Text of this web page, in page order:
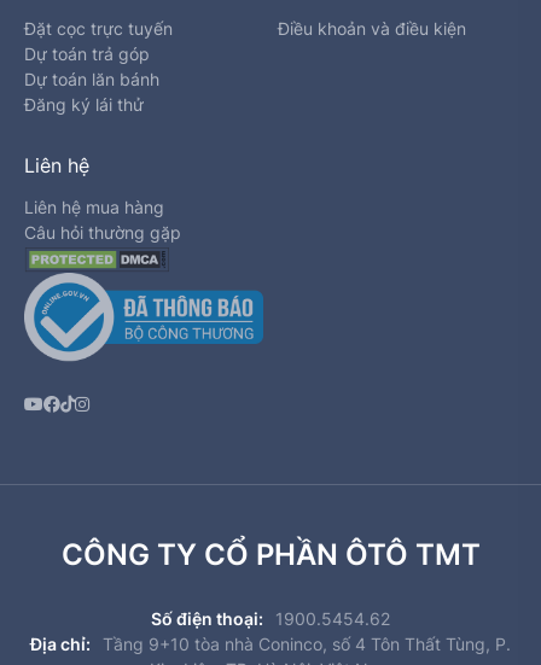
Đặt cọc trực tuyến
Dự toán trả góp
Dự toán lăn bánh
Đăng ký lái thử
Điều khoản và điều kiện
Liên hệ
Liên hệ mua hàng
Câu hỏi thường gặp
CÔNG TY CỔ PHẦN ÔTÔ TMT
Số điện thoại:
1900.5454.62
Địa chỉ:
Tầng 9+10 tòa nhà Coninco, số 4 Tôn Thất Tùng, P.